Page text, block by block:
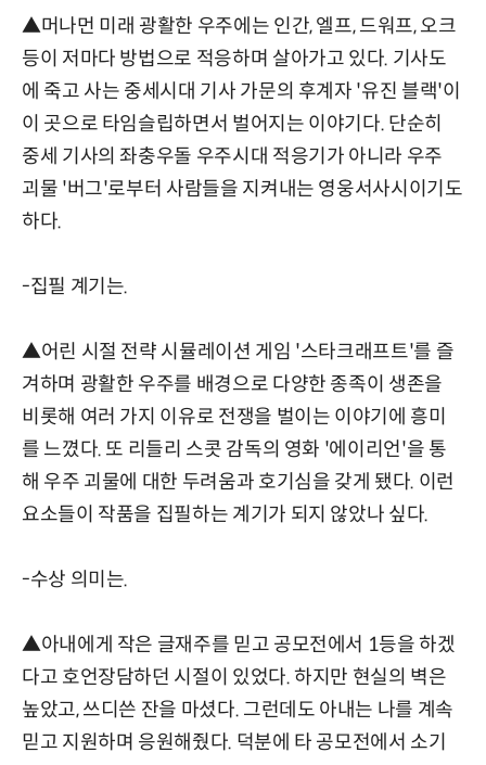
▲머나먼 미래 광활한 우주에는 인간, 엘프, 드워프, 오크
등이 저마다 방법으로 적응하며 살아가고 있다. 기사도
에 죽고 사는 중세시대 기사 가문의 후계자 '유진 블랙'이
이 곳으로 타임슬립하면서 벌어지는 이야기다. 단순히
중세 기사의 좌충우돌 우주시대 적응기가 아니라 우주
괴물 '버그'로부터 사람들을 지켜내는 영웅서사시이기도
하다.
-집필 계기는.
▲어린 시절 전략 시뮬레이션 게임 '스타크래프트'를 즐
겨하며 광활한 우주를 배경으로 다양한 종족이 생존을
비롯해 여러 가지 이유로 전쟁을 벌이는 이야기에 흥미
를 느꼈다. 또 리들리 스콧 감독의 영화 '에이리언'을 통
해 우주 괴물에 대한 두려움과 호기심을 갖게 됐다. 이런
요소들이 작품을 집필하는 계기가 되지 않았나 싶다.
-수상 의미는.
▲아내에게 작은 글재주를 믿고 공모전에서 1등을 하겠
다고 호언장담하던 시절이 있었다. 하지만 현실의 벽은
높았고, 쓰디쓴 잔을 마셨다. 그런데도 아내는 나를 계속
믿고 지원하며 응원해줬다. 덕분에 타 공모전에서 소기